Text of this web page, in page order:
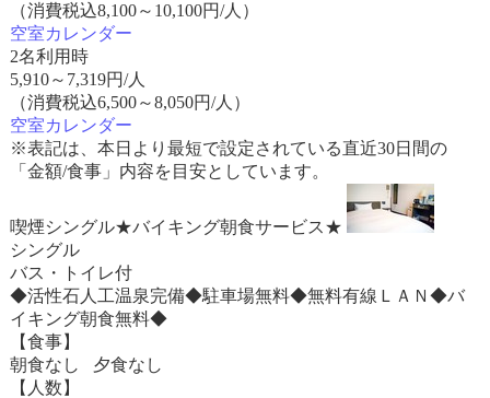
（消費税込8,100～10,100円/人）
空室カレンダー
2名利用時
5,910～ 7,319円/人
（消費税込6,500～8,050円/人）
空室カレンダー
※表記は、本日より最短で設定されている直近30日間の
「金額/食事」内容を目安としています。
喫煙シングル★バイキング朝食サービス★
シングル
バス・トイレ付
◆活性石人工温泉完備◆駐車場無料◆無料有線ＬＡＮ◆バ
イキング朝食無料◆
【食事】
朝食なし 夕食なし
【人数】